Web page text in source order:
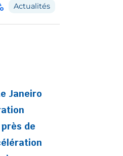
Actualités
Janeiro
de